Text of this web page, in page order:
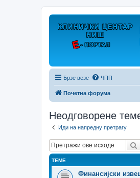
Брзе везе ЧПП
Почетна форума
Неодговорене
Иди на напредну претрагу
ТЕМЕ
Финансијски